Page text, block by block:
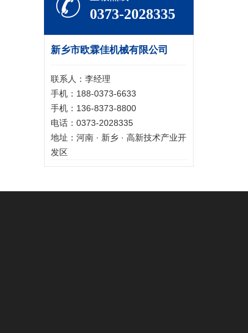
0373-2028335
新乡市欧霖佳机械有限公司
联系人：李经理
手机：188-0373-6633
手机：136-8373-8800
电话：0373-2028335
地址：河南 · 新乡 · 高新技术产业开
发区